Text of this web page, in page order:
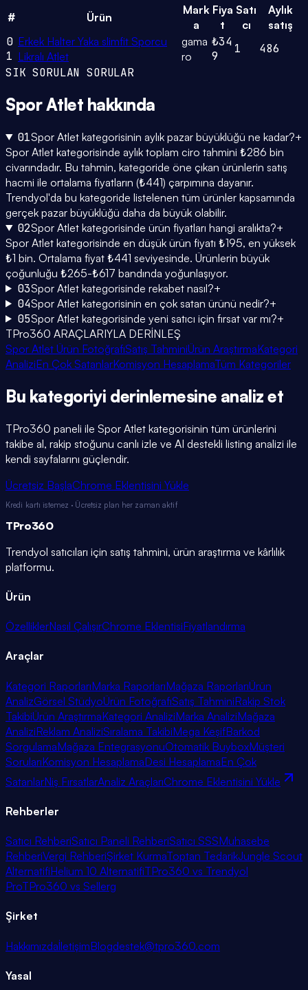
# Ürün
Mark
a
Fiya
t
Satı
cı
Aylık
satış
0
1
Erkek Halter Yaka slimfit Sporcu
Likralı Atlet
gama
ro
₺34
9
1
486
SIK SORULAN SORULAR
Spor Atlet hakkında
01Spor Atlet kategorisinin aylık pazar büyüklüğü ne kadar?+
Spor Atlet kategorisinde aylık toplam ciro tahmini ₺286 bin
civarındadır. Bu tahmin, kategoride öne çıkan ürünlerin satış
hacmi ile ortalama fiyatların (₺441) çarpımına dayanır.
Trendyol'da bu kategoride listelenen tüm ürünler kapsamında
gerçek pazar büyüklüğü daha da büyük olabilir.
02Spor Atlet kategorisinde ürün fiyatları hangi aralıkta?+
Spor Atlet kategorisinde en düşük ürün fiyatı ₺195, en yüksek
₺1 bin. Ortalama fiyat ₺441 seviyesinde. Ürünlerin büyük
çoğunluğu ₺265-₺617 bandında yoğunlaşıyor.
03Spor Atlet kategorisinde rekabet nasıl?+
04Spor Atlet kategorisinin en çok satan ürünü nedir?+
05Spor Atlet kategorisinde yeni satıcı için fırsat var mı?+
TPro360 ARAÇLARIYLA DERİNLEŞ
Spor Atlet Ürün FotoğrafıSatış TahminiÜrün AraştırmaKategori
AnaliziEn Çok SatanlarKomisyon HesaplamaTüm Kategoriler
Bu kategoriyi derinlemesine analiz et
TPro360 paneli ile Spor Atlet kategorisinin tüm ürünlerini
takibe al, rakip stoğunu canlı izle ve AI destekli listing analizi ile
kendi sayfalarını güçlendir.
Ücretsiz BaşlaChrome Eklentisini Yükle
Kredi kartı istemez · Ücretsiz plan her zaman aktif
TPro360
Trendyol satıcıları için satış tahmini, ürün araştırma ve kârlılık
platformu.
Ürün
ÖzelliklerNasıl ÇalışırChrome EklentisiFiyatlandırma
Araçlar
Kategori RaporlarıMarka RaporlarıMağaza RaporlarıÜrün
AnalizGörsel StüdyoÜrün FotoğrafıSatış TahminiRakip Stok
TakibiÜrün AraştırmaKategori AnaliziMarka AnaliziMağaza
AnaliziReklam AnaliziSıralama TakibiMega KeşifBarkod
SorgulamaMağaza EntegrasyonuOtomatik BuyboxMüşteri
SorularıKomisyon HesaplamaDesi HesaplamaEn Çok
SatanlarNiş FırsatlarAnaliz AraçlarıChrome Eklentisini Yükle
Rehberler
Satıcı RehberiSatıcı Paneli RehberiSatıcı SSSMuhasebe
RehberiVergi RehberiŞirket KurmaToptan TedarikJungle Scout
AlternatifiHelium 10 AlternatifiTPro360 vs Trendyol
ProTPro360 vs Sellerg
Şirket
HakkımızdaİletişimBlogdestek@tpro360.com
Yasal